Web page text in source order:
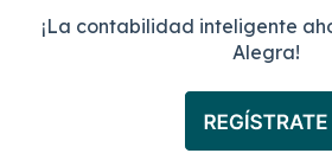
¡La contabilidad inteligente
Alegra!